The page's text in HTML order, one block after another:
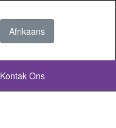
Afrikaans
Kontak Ons